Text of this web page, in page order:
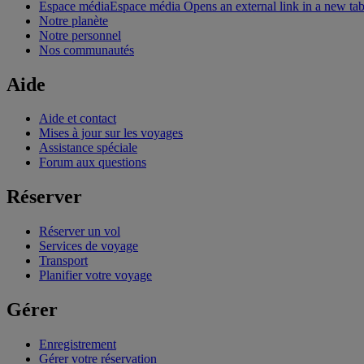
Espace médiaEspace média Opens an external link in a new tab
Notre planète
Notre personnel
Nos communautés
Aide
Aide et contact
Mises à jour sur les voyages
Assistance spéciale
Forum aux questions
Réserver
Réserver un vol
Services de voyage
Transport
Planifier votre voyage
Gérer
Enregistrement
Gérer votre réservation